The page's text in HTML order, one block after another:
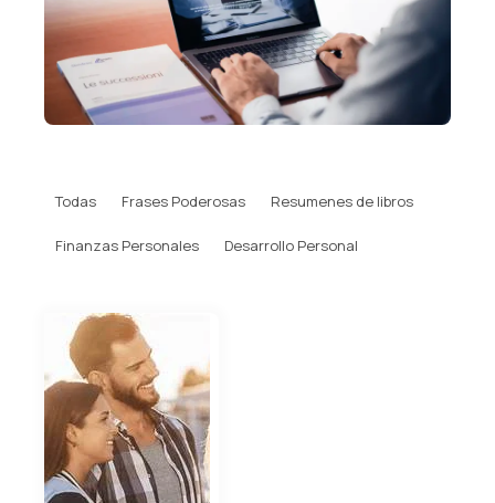
Todas Frases Poderosas Resumenes de libros
Finanzas Personales Desarrollo Personal